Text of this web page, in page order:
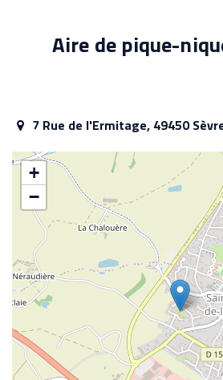
Aire de pique-
7 Rue de l'Ermitage, 49450
+
−